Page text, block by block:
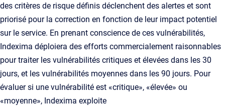
des critères de risque définis déclenchent des alertes et sont
priorisé pour la correction en fonction de leur impact potentiel
sur le service. En prenant conscience de ces vulnérabilités,
Indexima déploiera des efforts commercialement raisonnables
pour traiter les vulnérabilités critiques et élevées dans les 30
jours, et les vulnérabilités moyennes dans les 90 jours. Pour
évaluer si une vulnérabilité est «critique», «élevée» ou
«moyenne», Indexima exploite